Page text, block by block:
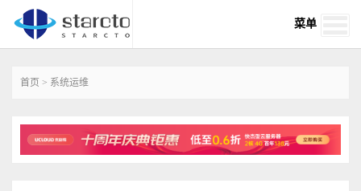
菜单
首页 > 系统运维